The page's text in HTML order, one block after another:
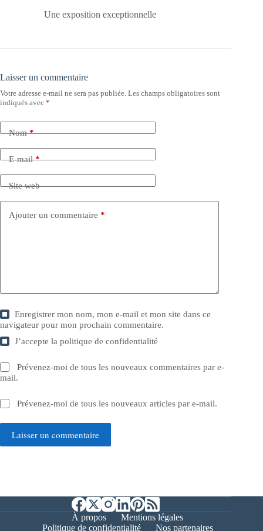
Une exposition exceptionnelle
Laisser un commentaire
Votre adresse e-mail ne sera pas publiée. Les champs obligatoires sont
indiqués avec *
Nom*
E-mail*
Site web
Ajouter un commentaire *
Enregistrer mon nom, mon e-mail et mon site dans ce
navigateur pour mon prochain commentaire.
J’accepte lapolitique de confidentialité
Prévenez-moi de tous les nouveaux commentaires par e-
mail.
Prévenez-moi de tous les nouveaux articles par e-mail.
Laisser un commentaire
À propos
Mentions légales
Politique de confidentialité
Nos partenaires